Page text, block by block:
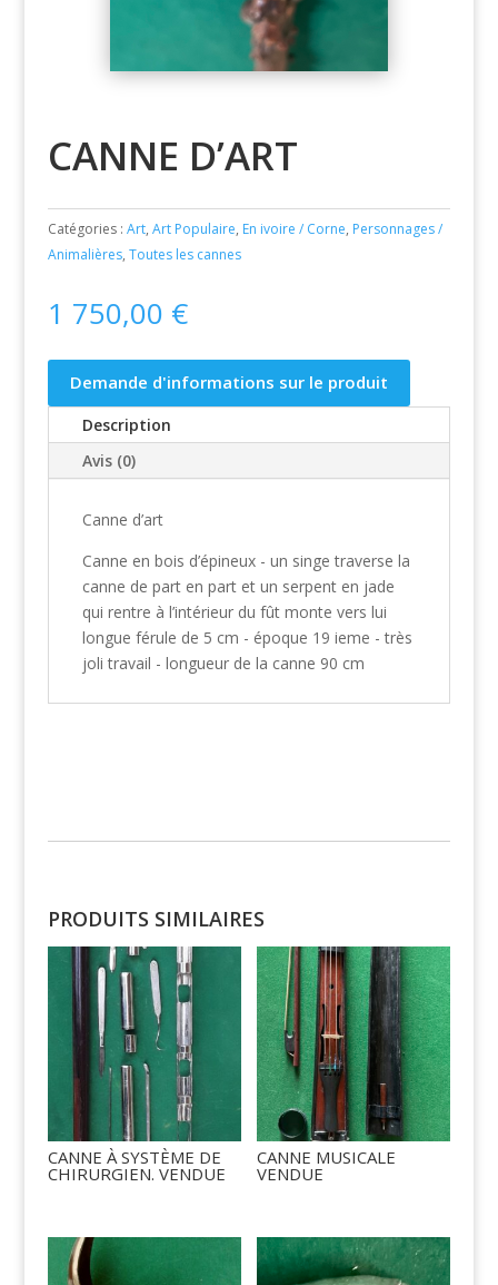
CANNE D’ART
Catégories : Art, Art Populaire, En ivoire / Corne, Personnages /
Animalières, Toutes les cannes
1 750,00 €
Demande d'informations sur le produit
Description
Avis (0)
Canne d’art
Canne en bois d’épineux - un singe traverse la
canne de part en part et un serpent en jade
qui rentre à l’intérieur du fût monte vers lui
longue férule de 5 cm - époque 19 ieme - très
joli travail - longueur de la canne 90 cm
PRODUITS SIMILAIRES
CANNE À SYSTÈME DE
CHIRURGIEN. VENDUE
CANNE MUSICALE
VENDUE